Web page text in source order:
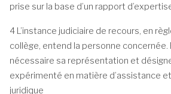
prise sur la base d’un rapport
4 L’instance judiciaire de recours, en
collège, entend la personne concernée.
nécessaire sa représentation et
expérimenté en matière d’assistance
juridique